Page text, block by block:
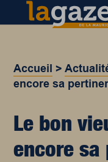
Accueil >
encore sa
Le bon
encore sa